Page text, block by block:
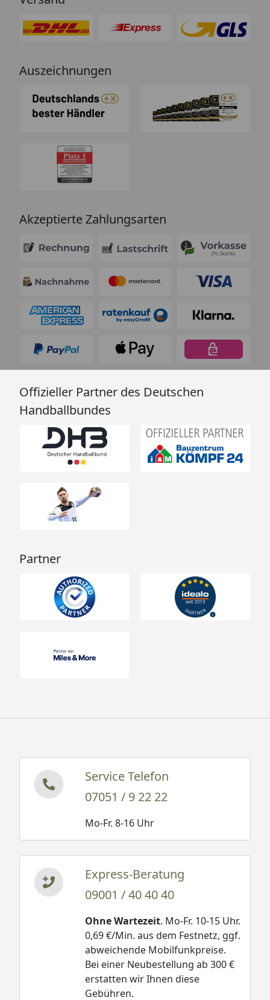
Auszeichnungen
Akzeptierte Zahlungsarten
Offizieller Partner des Deutschen
Handballbundes
Partner
Service Telefon
07051 / 9 22 22
Mo-Fr. 8-16 Uhr
Express-Beratung
09001 / 40 40 40
Ohne Wartezeit. Mo-Fr. 10-15 Uhr.
0,69 €/Min. aus dem Festnetz, ggf.
abweichende Mobilfunkpreise.
Bei einer Neubestellung ab 300 €
erstatten wir Ihnen diese
Gebühren.